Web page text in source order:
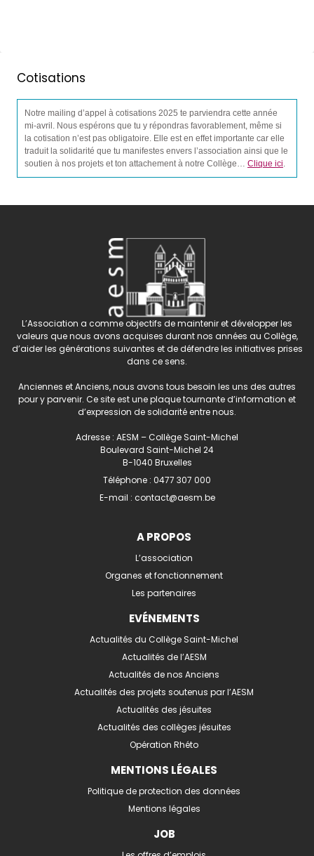
Cotisations
Notre mailing d’appel à cotisations 2025 te parviendra cette année
mi-avril. Nous espérons que tu y répondras favorablement, même si
la cotisation n’est pas obligatoire. Elle est en effet importante car elle
traduit la solidarité que tu manifestes envers l’association ainsi que le
soutien à nos projets et ton attachement à notre Collège… Clique ici
L’Association a comme objectifs de maintenir et développer les
valeurs que nous avons acquises durant nos années au Collège,
d’aider les générations suivantes et de défendre les initiatives prises
dans ce sens.
Anciennes et Anciens, nous avons tous besoin les uns des autres
pour y parvenir. Ce site est une plaque tournante d’information et
d’expression de solidarité entre nous.
Adresse : AESM – Collège Saint-Michel
Boulevard Saint-Michel 24
B-1040 Bruxelles
Téléphone : 0477 307 000
E-mail : contact@aesm.be
A PROPOS
L’association
Organes et fonctionnement
Les partenaires
EVÉNEMENTS
Actualités du Collège Saint-Michel
Actualités de l’AESM
Actualités de nos Anciens
Actualités des projets soutenus par l’AESM
Actualités des jésuites
Actualités des collèges jésuites
Opération Rhéto
MENTIONS LÉGALES
Politique de protection des données
Mentions légales
JOB